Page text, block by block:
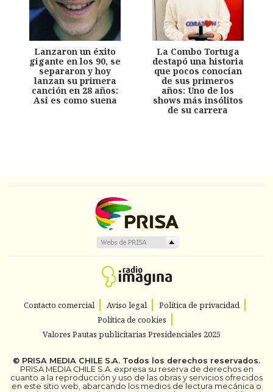
Lanzaron un éxito
gigante en los 90, se
separaron y hoy
lanzan su primera
canción en 28 años:
Así es como suena
La Combo Tortuga
destapó una historia
que pocos conocían
de sus primeros
años: Uno de los
shows más insólitos
de su carrera
Contacto comercial Aviso legal
Política de privacidad
Política de cookies
Valores Pautas publicitarias Presidenciales 2025
© PRISA MEDIA CHILE S.A. Todos los derechos reservados.
PRISA MEDIA CHILE S.A. expresa su reserva de derechos en
cuanto a la reproducción y uso de las obras y servicios ofrecidos
en este sitio web, abarcando los medios de lectura mecánica o